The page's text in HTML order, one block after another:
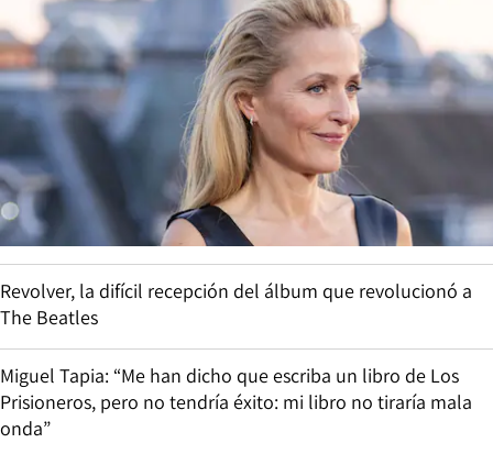
Revolver, la difícil recepción del álbum que revolucionó a
The Beatles
Miguel Tapia: “Me han dicho que escriba un libro de Los
Prisioneros, pero no tendría éxito: mi libro no tiraría mala
onda”